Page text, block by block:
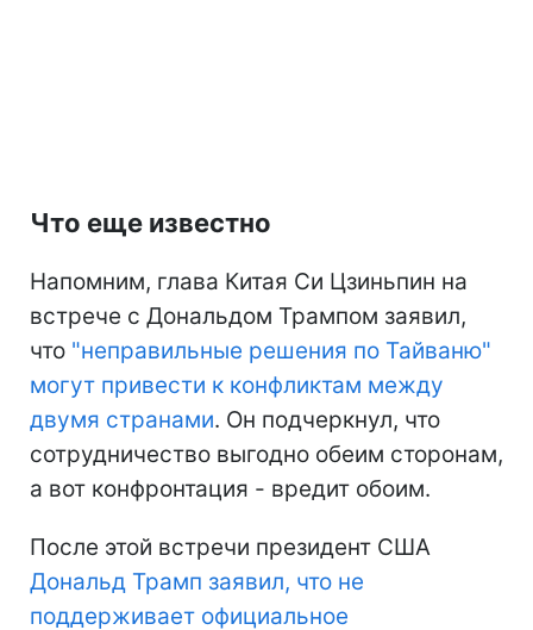
Что еще известно
Напомним, глава Китая Си Цзиньпин на
встрече с Дональдом Трампом заявил,
что "неправильные решения по Тайваню"
могут привести к конфликтам между
двумя странами. Он подчеркнул, что
сотрудничество выгодно обеим сторонам,
а вот конфронтация - вредит обоим.
После этой встречи президент США
Дональд Трамп заявил, что не
поддерживает официальное